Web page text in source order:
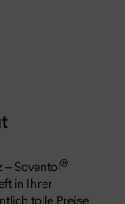
Soventol®
in Ihrer
tolle Preise